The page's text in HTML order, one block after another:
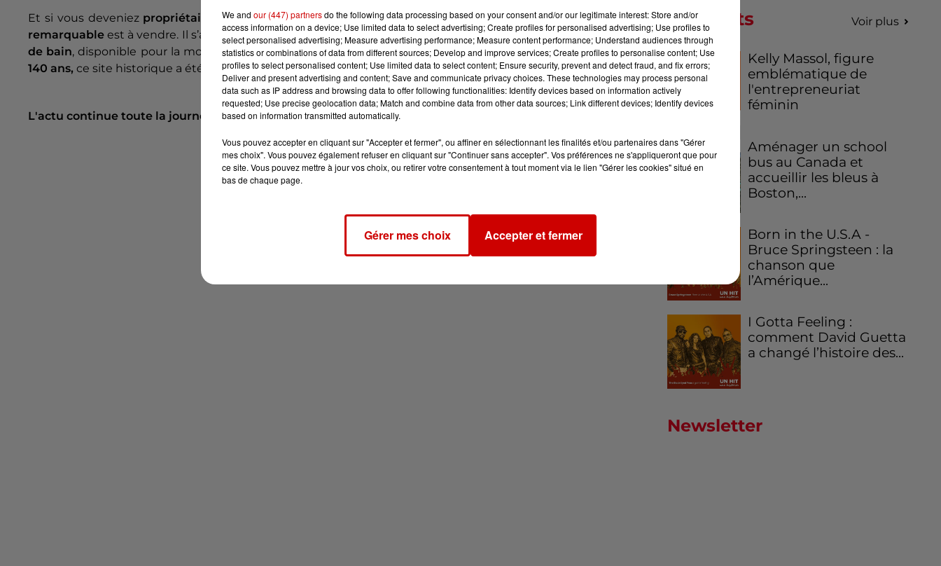
Et si vous deveniezpropriétaire d’un château? Près deSegré-en-Anjou-Bleu, à 42 km d’Angers, unbien
remarquable est à vendre. Il s’agit d’unchâteau quasi royalde 2 500 m², contenant40 pièces dont 10 salles
de bain, disponible pour la modique somme... de6 millions d’euros. Appartenant à la même famille depuis
140 ans, ce site historique a été édifié en 1632.Plus d’informations dansnotrearticle dédié.
L'actu continue toute la journée sur Alouette etalouette.fr
Podcasts Voir plus
Kelly Massol, figure
emblématique de
l'entrepreneuriat
féminin
Aménager un school
bus au Canada et
accueillir les bleus à
Boston,...
Born in the U.S.A -
Bruce Springsteen : la
chanson que
l’Amérique...
I Gotta Feeling :
comment David Guetta
a changé l’histoire des...
Newsletter
We and our (447) partnersdo the following data processing based on your consent and/or our legitimate interest: Store and/or
access information on a device; Use limited data to select advertising; Create profiles for personalised advertising; Use profiles to
select personalised advertising; Measure advertising performance; Measure content performance; Understand audiences through
statistics or combinations of data from different sources; Develop and improve services; Create profiles to personalise content; Use
profiles to select personalised content; Use limited data to select content; Ensure security, prevent and detect fraud, and fix errors;
Deliver and present advertising and content; Save and communicate privacy choices. These technologies may process personal
data such as IP address and browsing data to offer following functionalities: Identify devices based on information actively
requested; Use precise geolocation data; Match and combine data from other data sources; Link different devices; Identify devices
based on information transmitted automatically.
Vous pouvez accepter en cliquant sur "Accepter et fermer", ou affiner en sélectionnant les finalités et/ou partenaires dans "Gérer
mes choix". Vous pouvez également refuser en cliquant sur "Continuer sans accepter". Vos préférences ne s'appliqueront que pour
ce site. Vous pouvez mettre à jour vos choix, ou retirer votre consentement à tout moment via le lien "Gérer les cookies" situé en
bas de chaque page.
Gérer mes choix Accepter et fermer